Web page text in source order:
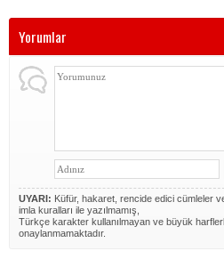
Yorumlar
UYARI: Küfür, hakaret, rencide edici cümleler
imla kuralları ile yazılmamış,
Türkçe karakter kullanılmayan ve büyük
onaylanmamaktadır.